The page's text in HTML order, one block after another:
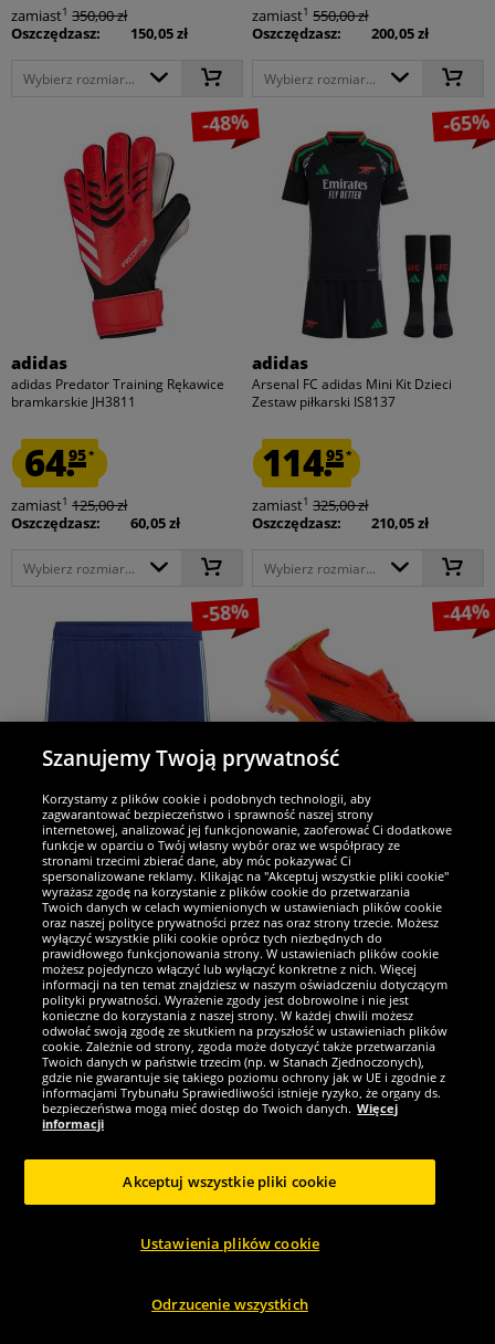
zamiast1 350,00 zł
Oszczędzasz:
150,05 zł
Wybierz rozmiar...
zamiast1 550,00 zł
Oszczędzasz:
200,05 zł
Wybierz rozmiar...
-48%
adidas
adidas Predator Training Rękawice
bramkarskie JH3811
64.95*
zamiast1 125,00 zł
Oszczędzasz:
60,05 zł
Wybierz rozmiar...
-65%
adidas
Arsenal FC adidas Mini Kit Dzieci
Zestaw piłkarski IS8137
114.95*
zamiast1 325,00 zł
Oszczędzasz:
210,05 zł
Wybierz rozmiar...
-58%
adidas
Arsenal FC adidas Originals 3rd
Mężczyźni Szorty IZ0111
94.95*
zamiast1 225,00 zł
Oszczędzasz:
130,05 zł
Wybierz rozmiar...
-44%
adidas
adidas Predator Elite FG Teaser
Premium Buty piłkarskie...
699.95 *
zamiast1 1250,00 zł
Oszczędzasz:
550,05 zł
Wybierz rozmiar...
-33%
Szanujemy Twoją prywatność
Korzystamy z plików cookie i podobnych technologii, aby
zagwarantować bezpieczeństwo i sprawność naszej strony
internetowej, analizować jej funkcjonowanie, zaoferować Ci dodatkowe
funkcje w oparciu o Twój własny wybór oraz we współpracy ze
stronami trzecimi zbierać dane, aby móc pokazywać Ci
spersonalizowane reklamy. Klikając na "Akceptuj wszystkie pliki cookie"
wyrażasz zgodę na korzystanie z plików cookie do przetwarzania
Twoich danych w celach wymienionych w ustawieniach plików cookie
oraz naszej polityce prywatności przez nas oraz strony trzecie. Możesz
wyłączyć wszystkie pliki cookie oprócz tych niezbędnych do
prawidłowego funkcjonowania strony. W ustawieniach plików cookie
możesz pojedynczo włączyć lub wyłączyć konkretne z nich. Więcej
informacji na ten temat znajdziesz w naszym oświadczeniu dotyczącym
polityki prywatności. Wyrażenie zgody jest dobrowolne i nie jest
konieczne do korzystania z naszej strony. W każdej chwili możesz
odwołać swoją zgodę ze skutkiem na przyszłość w ustawieniach plików
cookie. Zależnie od strony, zgoda może dotyczyć także przetwarzania
Twoich danych w państwie trzecim (np. w Stanach Zjednoczonych),
gdzie nie gwarantuje się takiego poziomu ochrony jak w UE i zgodnie z
informacjami Trybunału Sprawiedliwości istnieje ryzyko, że organy ds.
bezpieczeństwa mogą mieć dostęp do Twoich danych. Więcej
informacji
Ustawienia plików cookie
Odrzucenie wszystkich
Akceptuj wszystkie pliki cookie